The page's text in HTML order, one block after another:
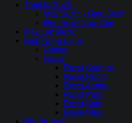
Thiết Bị Sưởi
Máy Sưởi – Quạt Sưởi
Đèn Sưởi Nhà Tắm
Máy Lọc Nước
Bình Nóng Lạnh
Ariston
Rossi
Rossi Saphire
Rossi Rubis
Rossi Amore
Rossi Puro
Rossi Sola
Rossi Ultra
Nồi Áp Suất